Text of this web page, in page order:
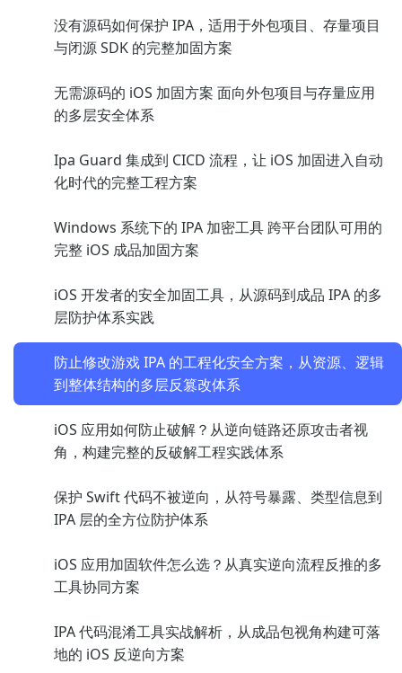
没有源码如何保护 IPA，适用于外包项目、存量项目
与闭源 SDK 的完整加固方案
无需源码的 iOS 加固方案 面向外包项目与存量应用
的多层安全体系
Ipa Guard 集成到 CICD 流程，让 iOS 加固进入自动
化时代的完整工程方案
Windows 系统下的 IPA 加密工具 跨平台团队可用的
完整 iOS 成品加固方案
iOS 开发者的安全加固工具，从源码到成品 IPA 的多
层防护体系实践
防止修改游戏 IPA 的工程化安全方案，从资源、逻辑
到整体结构的多层反篡改体系
iOS 应用如何防止破解？从逆向链路还原攻击者视
角，构建完整的反破解工程实践体系
保护 Swift 代码不被逆向，从符号暴露、类型信息到
IPA 层的全方位防护体系
iOS 应用加固软件怎么选？从真实逆向流程反推的多
工具协同方案
IPA 代码混淆工具实战解析，从成品包视角构建可落
地的 iOS 反逆向方案